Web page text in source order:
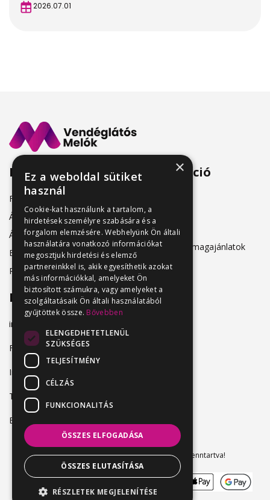
2026.07.01
Menü
Friss állásajánlatok
Álláshirdetőknek
Álláskeresőknek
Belépés
Regisztráció
Információ
Adatkezelés
Hirdetési csomagajánlatok
Elérhetőség
info@vendeglatosmelok.hu
Facebook
Instagram
TikTok
Blog
Vendeglatosmelok.hu © 2024. Minden jog fenntartva!
×
Ez a weboldal sütiket
használ
Cookie-kat használunk a tartalom, a
hirdetések személyre szabására és a
forgalom elemzésére. Webhelyünk Ön általi
használatára vonatkozó információkat
megosztjuk hirdetési és elemző
partnereinkkel is, akik egyesíthetik azokat
más információkkal, amelyeket Ön
biztosított számukra, vagy amelyeket a
szolgáltatásaik Ön általi használatából
gyűjtöttek össze. Bővebben
ELENGEDHETETLENÜL
SZÜKSÉGES
TELJESÍTMÉNY
CÉLZÁS
FUNKCIONALITÁS
ÖSSZES ELFOGADÁSA
ÖSSZES ELUTASÍTÁSA
RÉSZLETEK MEGJELENÍTÉSE